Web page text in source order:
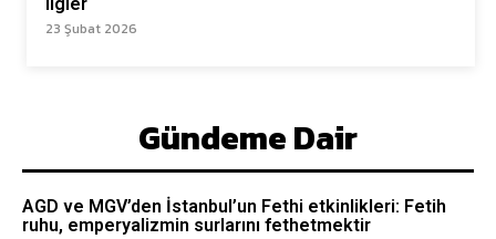
23 Şubat 2026
Gündeme Dair
AGD ve MGV’den İstanbul’un Fethi etkinlikleri: Fetih
ruhu, emperyalizmin surlarını fethetmektir